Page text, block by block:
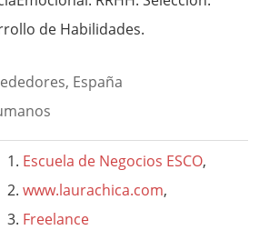
de Habilidades.
España
Escuela de Negocios ESCO,
www.laurachica.com,
Freelance